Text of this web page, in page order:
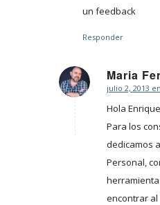
un feedback
Responder
Maria
Dice:
julio 2, 2013
Hola
Para los
dedicamos
Personal,
encontrar al